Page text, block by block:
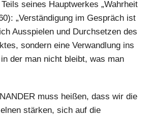
seines Hauptwerkes „Wahrheit
„Verständigung im Gespräch ist
Ausspielen und Durchsetzen des
sondern eine Verwandlung ins
der man nicht bleibt, was man
muss heißen, dass wir die
stärken, sich auf die